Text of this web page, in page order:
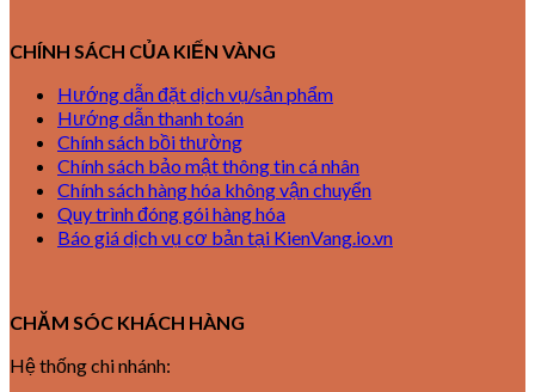
CHÍNH SÁCH CỦA KIẾN VÀNG
Hướng dẫn đặt dịch vụ/sản phẩm
Hướng dẫn thanh toán
Chính sách bồi thường
Chính sách bảo mật thông tin cá nhân
Chính sách hàng hóa không vận chuyển
Quy trình đóng gói hàng hóa
Báo giá dịch vụ cơ bản tại KienVang.io.vn
CHĂM SÓC KHÁCH HÀNG
Hệ thống chi nhánh: